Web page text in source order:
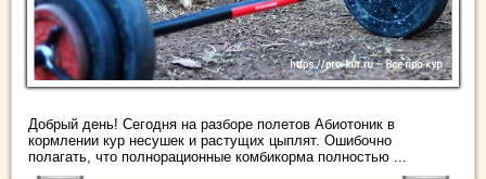
Добрый день! Сегодня на разборе полетов Абиотоник в
кормлении кур несушек и растущих цыплят. Ошибочно
полагать, что полнорационные комбикорма полностью ...